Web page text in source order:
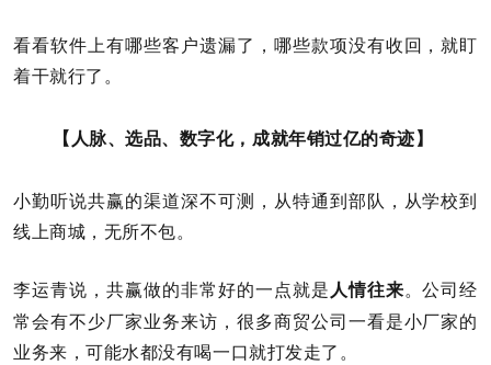
看看软件上有哪些客户遗漏了，哪些款项没有收回，就盯
着干就行了。
【人脉、选品、数字化，成就年销过亿的奇迹】
小勤听说共赢的渠道深不可测，从特通到部队，从学校到
线上商城，无所不包。
李运青说，共赢做的非常好的一点就是 人情往来。公司经
常会有不少厂家业务来访，很多商贸公司一看是小厂家的
业务来，可能水都没有喝一口就打发走了。